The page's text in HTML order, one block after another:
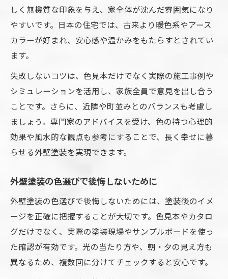
しく無機質な印象を与え、家全体が沈んだ雰囲気になり
やすいです。日本の住宅では、古来より暖色系やアース
カラーが好まれ、安心感や温かみをもたらすとされてい
ます。
失敗しないコツは、色見本だけでなく実際の施工事例や
シミュレーションを活用し、家族全員で意見を出し合う
ことです。さらに、近隣や町並みとのバランスも考慮し
ましょう。専門家のアドバイスを受け、色の持つ心理的
効果や風水的な観点も参考にすることで、長く幸せに暮
らせる外壁塗装を実現できます。
外壁塗装の色選びで後悔しないために
外壁塗装の色選びで後悔しないためには、塗装後のイメ
ージを正確に把握することが大切です。色見本やカタロ
グだけでなく、実際の塗装現場やサンプルボードを使っ
た確認が有効です。光の当たり方や、朝・夕の見え方も
異なるため、複数回に分けてチェックすると安心です。